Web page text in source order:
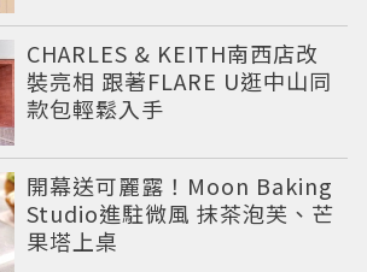
CHARLES & KEITH南西店改
裝亮相 跟著FLARE U逛中山同
款包輕鬆入手
開幕送可麗露！Moon Baking
Studio進駐微風 抹茶泡芙、芒
果塔上桌